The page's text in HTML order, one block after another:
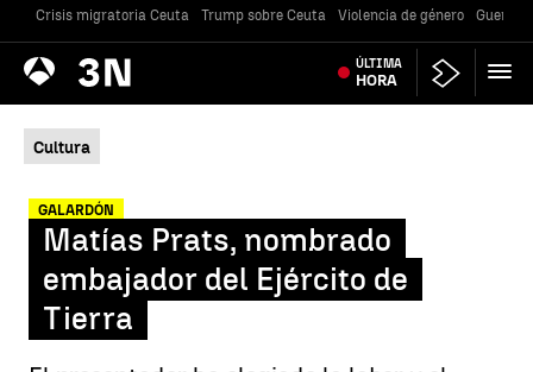
Crisis migratoria Ceuta Trump sobre Ceuta Violencia de género Guerra
Antena
3 Noticias ÚLTIMA
HORA
Cultura
GALARDÓN
Matías Prats, nombrado
embajador del Ejército de
Tierra